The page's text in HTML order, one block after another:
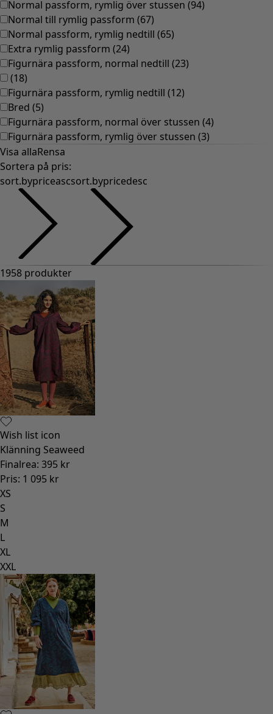
Normal passform, rymlig över stussen (94)
Normal till rymlig passform (67)
Normal passform, rymlig nedtill (65)
Extra rymlig passform (24)
Figurnära passform, normal nedtill (23)
(18)
Figurnära passform, rymlig nedtill (12)
Bred (5)
Figurnära passform, normal över stussen (4)
Figurnära passform, rymlig över stussen (3)
Visa allaRensa
Sortera på pris:
sort.bypriceascsort.bypricedesc
1958 produkter
Wish list icon
Klänning Seaweed
Finalrea: 395 kr
Pris: 1 095 kr
XS
S
M
L
XL
XXL